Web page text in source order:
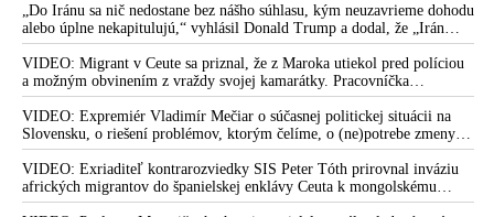
„Do Iránu sa nič nedostane bez nášho súhlasu, kým neuzavrieme dohodu
alebo úplne nekapitulujú,“ vyhlásil Donald Trump a dodal, že „Irán
nikdy nebude mať jadrovú zbraň!“
VIDEO: Migrant v Ceute sa priznal, že z Maroka utiekol pred políciou
a možným obvinením z vraždy svojej kamarátky. Pracovníčka
migračného centra v Ceute medzitým potvrdila, že väčšina utečencov v
meste pochádza zo subsaharskej Afriky, ale taktiež z Bangladéša a
Jemenu
VIDEO: Expremiér Vladimír Mečiar o súčasnej politickej situácii na
Slovensku, o riešení problémov, ktorým čelíme, o (ne)potrebe zmeny
volebného systému, ale aj o meniacom sa svetovom poriadku a
postavení našej vlasti v ňom
VIDEO: Exriaditeľ kontrarozviedky SIS Peter Tóth prirovnal inváziu
afrických migrantov do španielskej enklávy Ceuta k mongolskému
vpádu do strednej Európy, ku ktorému došlo v 13. storočí